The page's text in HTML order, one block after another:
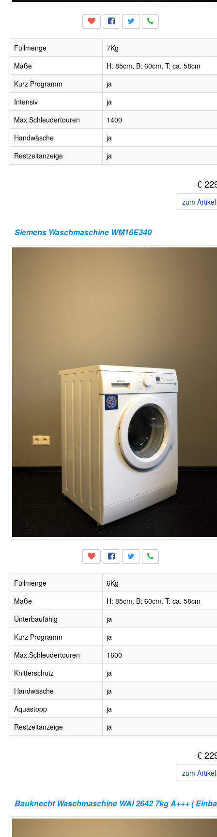
Füllmenge
7Kg
Maße
H: 85cm, B: 60cm, T: ca. 58cm
Kurz Programm
ja
Intensiv
ja
Max.Schleudertouren
1400
Handwäsche
ja
Restzeitanzeige
ja
€
zum
Siemens Waschmaschine WM16E340
Füllmenge
6Kg
Maße
H: 85cm, B: 60cm, T: ca. 58cm
Unterbaufähig
ja
Kurz Programm
ja
Max.Schleudertouren
1600
Knitterschutz
ja
Handwäsche
ja
Aquastopp
ja
Restzeitanzeige
ja
€
zum